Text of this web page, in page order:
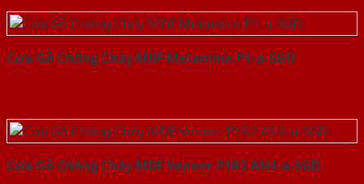
Cửa Gỗ Chống Cháy MDF Melamine P1-a-SGD
Cửa Gỗ Chống Cháy MDF Veneer P1R2 ASH-a-SGD